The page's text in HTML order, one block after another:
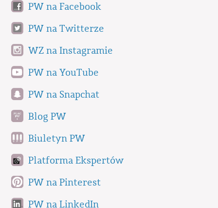
PW na Facebook
PW na Twitterze
WZ na Instagramie
PW na YouTube
PW na Snapchat
Blog PW
Biuletyn PW
Platforma Ekspertów
PW na Pinterest
PW na LinkedIn